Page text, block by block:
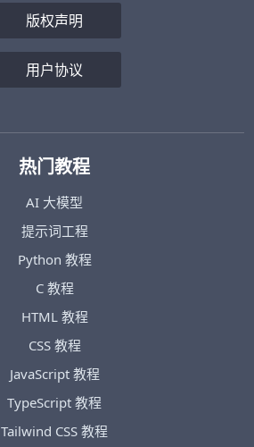
版权声明
用户协议
热门教程
AI 大模型
提示词工程
Python 教程
C 教程
HTML 教程
CSS 教程
JavaScript 教程
TypeScript 教程
Tailwind CSS 教程